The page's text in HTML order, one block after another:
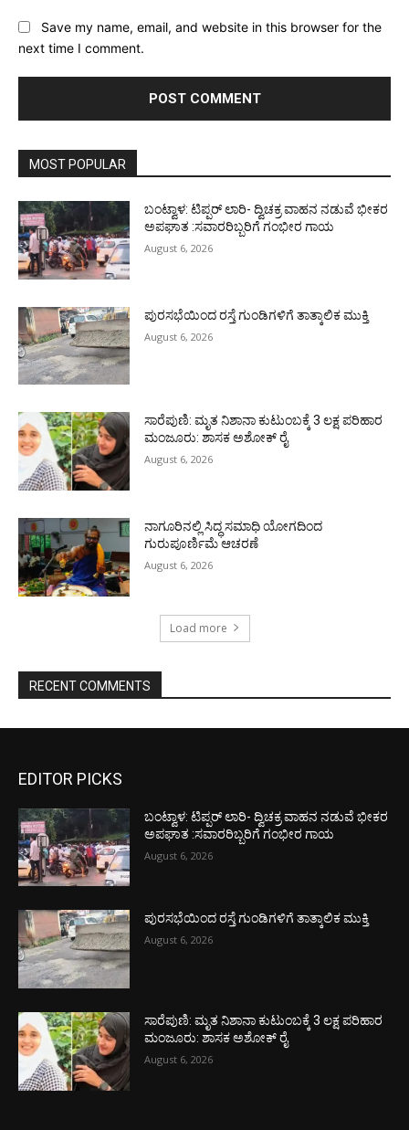
Save my name, email, and website in this browser for the
next time I comment.
MOST POPULAR
ಬಂಟ್ವಾಳ: ಟಿಪ್ಪರ್ ಲಾರಿ- ದ್ವಿಚಕ್ರ ವಾಹನ ನಡುವೆ ಭೀಕರ
ಅಪಘಾತ :ಸವಾರರಿಬ್ಬರಿಗೆ ಗಂಭೀರ ಗಾಯ
August 6, 2026
ಪುರಸಭೆಯಿಂದ ರಸ್ತೆ ಗುಂಡಿಗಳಿಗೆ ತಾತ್ಕಾಲಿಕ ಮುಕ್ತಿ
August 6, 2026
ಸಾರೆಪುಣಿ: ಮೃತ ನಿಶಾನಾ ಕುಟುಂಬಕ್ಕೆ 3 ಲಕ್ಷ ಪರಿಹಾರ
ಮಂಜೂರು: ಶಾಸಕ ಅಶೋಕ್ ರೈ
August 6, 2026
ನಾಗೂರಿನಲ್ಲಿ ಸಿದ್ಧ ಸಮಾಧಿ ಯೋಗದಿಂದ
ಗುರುಪೂರ್ಣಿಮೆ ಆಚರಣೆ
August 6, 2026
Load more
RECENT COMMENTS
EDITOR PICKS
ಬಂಟ್ವಾಳ: ಟಿಪ್ಪರ್ ಲಾರಿ- ದ್ವಿಚಕ್ರ ವಾಹನ ನಡುವೆ ಭೀಕರ
ಅಪಘಾತ :ಸವಾರರಿಬ್ಬರಿಗೆ ಗಂಭೀರ ಗಾಯ
August 6, 2026
ಪುರಸಭೆಯಿಂದ ರಸ್ತೆ ಗುಂಡಿಗಳಿಗೆ ತಾತ್ಕಾಲಿಕ ಮುಕ್ತಿ
August 6, 2026
ಸಾರೆಪುಣಿ: ಮೃತ ನಿಶಾನಾ ಕುಟುಂಬಕ್ಕೆ 3 ಲಕ್ಷ ಪರಿಹಾರ
ಮಂಜೂರು: ಶಾಸಕ ಅಶೋಕ್ ರೈ
August 6, 2026